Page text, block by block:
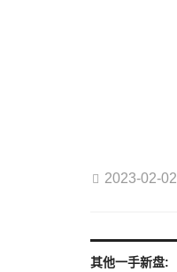
2023-02-02
其他一手新盘: